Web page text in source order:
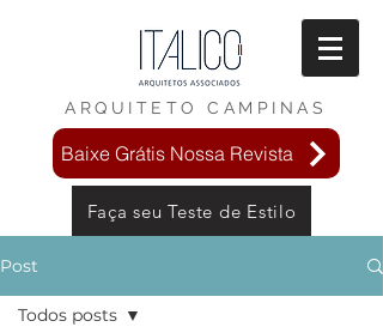
ARQUITETO CAMPINAS
Baixe Grátis Nossa Revista
Faça seu Teste de Estilo
Post
Todos posts